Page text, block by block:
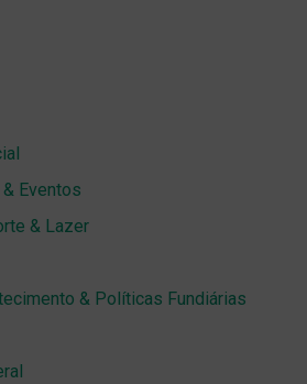
Eventos
& Lazer
& Políticas Fundiárias